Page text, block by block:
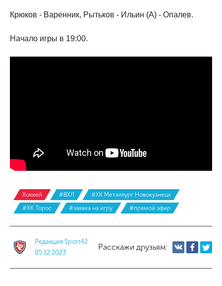
Крюков - Варенник, Рытьков - Ильин (А) - Опалев.
Начало игры в 19:00.
Хоккей #ВХЛ
#ХК Металлург Новокузнецк
#ХК Торос
#заявка на игру #прямой эфир
Редакция Sport42
05.12.2023
Расскажи друзьям: